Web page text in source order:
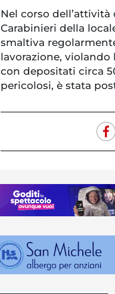
Nel corso
Carabinieri della
smaltiva
lavorazione, violando
con depositati circa
pericolosi, è stata